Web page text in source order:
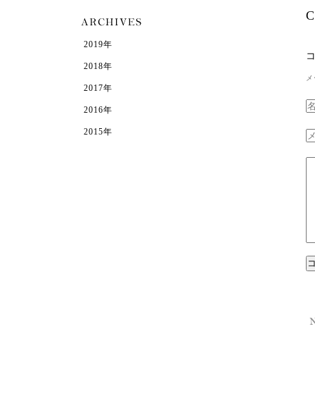
2019年
2018年
2017年
2016年
2015年